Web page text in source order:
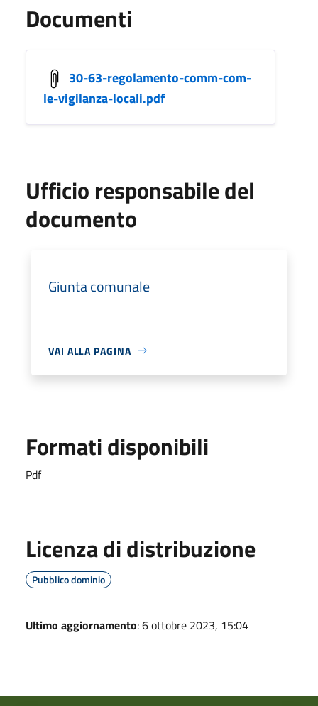
Documenti
30-63-regolamento-comm-com-
le-vigilanza-locali.pdf
Ufficio responsabile del
documento
Giunta comunale
VAI ALLA PAGINA
Formati disponibili
Pdf
Licenza di distribuzione
Pubblico dominio
Ultimo aggiornamento: 6 ottobre 2023, 15:04